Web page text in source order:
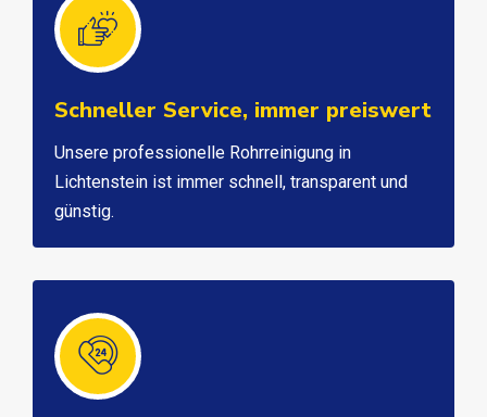
Schneller Service, immer preiswert
Unsere professionelle Rohrreinigung in
Lichtenstein ist immer schnell, transparent und
günstig.